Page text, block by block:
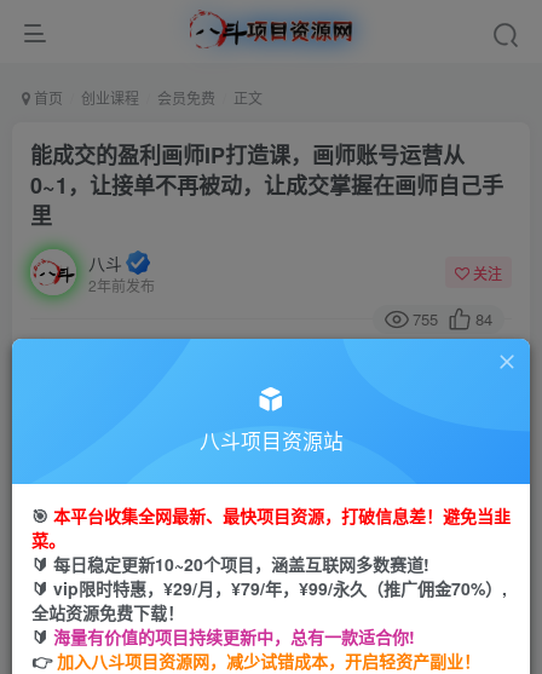
首页 创业课程 会员免费 正文
能成交的盈利画师IP打造课，画师账号运营从
0~1，让接单不再被动，让成交掌握在画师自己手
里
八斗
2年前发布
关注
755 84
此内容为付费阅读，请付费后查看
金币9.9 99
会员免费
立即购买
您当前未登录！建议登陆后购买，可保存购买订单
八斗项目资源站
🎯 本平台收集全网最新、最快项目资源，打破信息差！避免当韭
菜。
🔰 每日稳定更新10~20个项目，涵盖互联网多数赛道!
🔰 vip限时特惠，¥29/月，¥79/年，¥99/永久（推广佣金70%）,
全站资源免费下载！
🔰 海量有价值的项目持续更新中，总有一款适合你!
👉加入八斗项目资源网，减少试错成本，开启轻资产副业！